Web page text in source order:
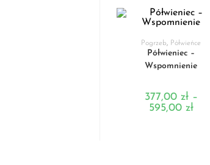
WYBIERZ OPCJE
Pogrzeb, Półwieńce
Półwieniec –
Wspomnienie
377,00 zł –
595,00 zł